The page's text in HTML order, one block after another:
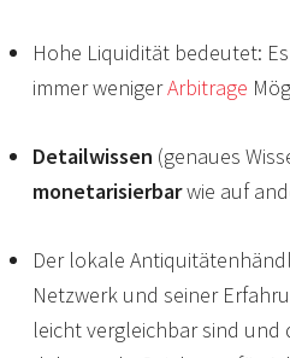
Hohe Liquidität bedeutet:
immer wenigerArbitrage
Detailwissen (genaues
monetarisierbarwie auf
Der lokale
Netzwerk und seiner
leicht vergleichbar sind